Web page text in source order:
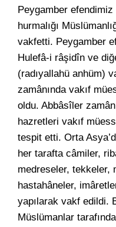
Peygamber
hurmalığı
vakfetti. Peygamber
Hulefâ-i râşidîn ve
(radıyallahü anhüm)
zamânında vakıf
oldu. Abbâsîler
hazretleri vakıf
tespit etti. Orta
her tarafta câmiler,
medreseler, tekkeler,
hastahâneler,
yapılarak vakf edildi.
Müslümanlar